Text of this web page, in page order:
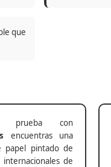
que
prueba con
encuentras una
papel pintado de
internacionales de